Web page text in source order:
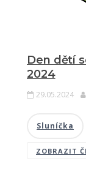
Den dětí
2024
29.05.2024
Sluníčka
ZOBRAZIT